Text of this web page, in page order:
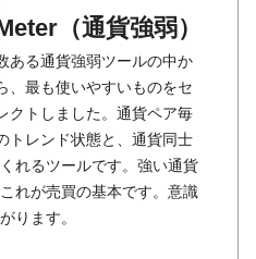
（通貨強弱）
ある通貨強弱ツールの中か
、最も使いやすいものをセ
クトしました。通貨ペア毎
トレンド状態と、通貨同士
れるツールです。強い通貨
れが売買の基本です。意識
ります。